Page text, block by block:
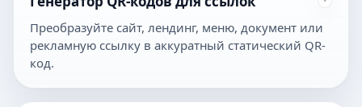
Преобразуйте сайт, лендинг, меню, документ или
рекламную ссылку в аккуратный статический QR-
код.